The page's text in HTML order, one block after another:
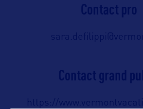
Contact pro
Contact grand
https://